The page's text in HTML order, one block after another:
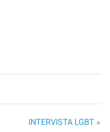
INTERVISTA LGBT »